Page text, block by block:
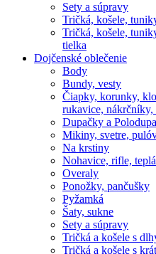
Sety a súpravy
Tričká, košele,
Tričká, košele,
tielka
Dojčenské oblečenie
Body
Bundy, vesty
Čiapky, korunky,
rukavice, nákrčníky,
Dupačky a
Mikiny, svetre,
Na krstiny
Nohavice, rifle,
Overaly
Ponožky, pančušky
Pyžamká
Šaty, sukne
Sety a súpravy
Tričká a košele s
Tričká a košele s